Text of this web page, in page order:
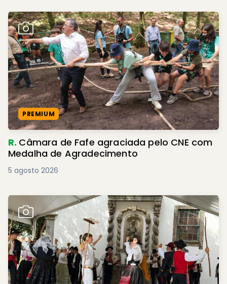
PREMIUM
R. Câmara de Fafe agraciada pelo CNE com
Medalha de Agradecimento
5 agosto 2026